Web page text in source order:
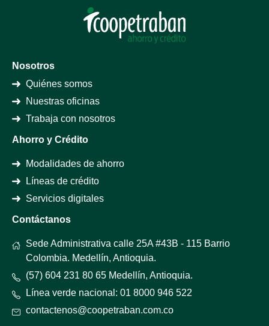
Nosotros
Quiénes somos
Nuestras oficinas
Trabaja con nosotros
Ahorro y Crédito
Modalidades de ahorro
Líneas de crédito
Servicios digitales
Contáctanos
Sede Administrativa calle 25A #43B - 115 Barrio
Colombia. Medellín, Antioquia.
(57) 604 231 80 65 Medellín, Antioquia.
Línea verde nacional: 01 8000 946 522
contactenos@coopetraban.com.co